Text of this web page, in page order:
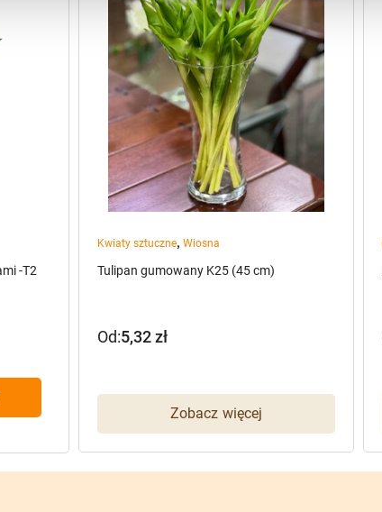
-T2
Kwiaty sztuczne, Wiosna
Tulipan gumowany K25 (45 cm)
Zobacz więcej
Od:5,32zł